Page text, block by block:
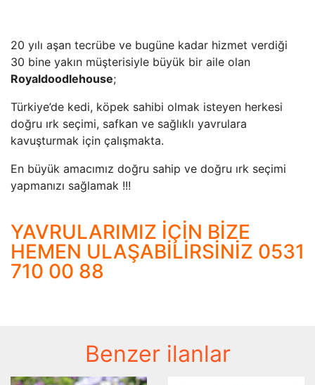
20 yılı aşan tecrübe ve bugüne kadar hizmet verdiği
30 bine yakın müşterisiyle büyük bir aile olan
Royaldoodlehouse;
Türkiye’de kedi, köpek sahibi olmak isteyen herkesi
doğru ırk seçimi, safkan ve sağlıklı yavrulara
kavuşturmak için çalışmakta.
En büyük amacımız doğru sahip ve doğru ırk seçimi
yapmanızı sağlamak !!!
YAVRULARIMIZ İÇİN BİZE
HEMEN ULAŞABİLİRSİNİZ 0531
710 00 88